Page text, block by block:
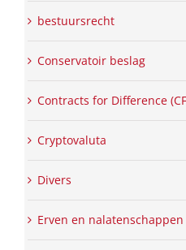
bestuursrecht
Conservatoir beslag
Contracts for Difference
Cryptovaluta
Divers
Erven en nalatenschappen